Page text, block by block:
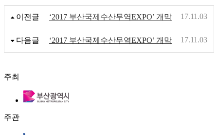
이전글 ‘2017 부산국제수산무역EXPO’ 개막 17.11.03
다음글 ‘2017 부산국제수산무역EXPO’ 개막 17.11.03
주최
주관